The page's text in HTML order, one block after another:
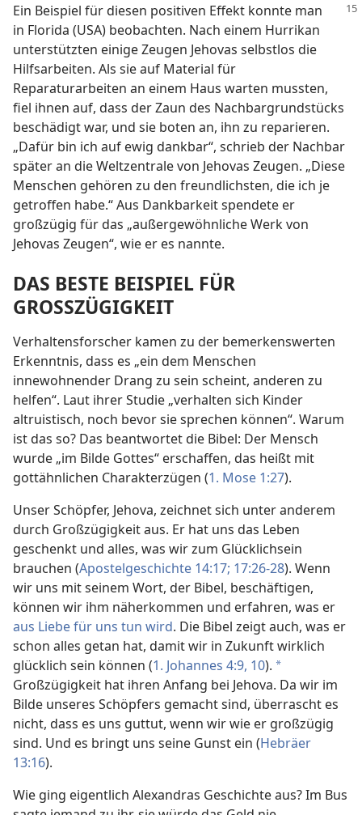
Ein Beispiel für diesen positiven Effekt konnte man
in Florida (USA) beobachten. Nach einem Hurrikan
unterstützten einige Zeugen Jehovas selbstlos die
Hilfsarbeiten. Als sie auf Material für
Reparaturarbeiten an einem Haus warten mussten,
fiel ihnen auf, dass der Zaun des Nachbargrundstücks
beschädigt war, und sie boten an, ihn zu reparieren.
„Dafür bin ich auf ewig dankbar“, schrieb der Nachbar
später an die Weltzentrale von Jehovas Zeugen. „Diese
Menschen gehören zu den freundlichsten, die ich je
getroffen habe.“ Aus Dankbarkeit spendete er
großzügig für das „außergewöhnliche Werk von
Jehovas Zeugen“, wie er es nannte.
DAS BESTE BEISPIEL FÜR
GROSSZÜGIGKEIT
Verhaltensforscher kamen zu der bemerkenswerten
Erkenntnis, dass es „ein dem Menschen
innewohnender Drang zu sein scheint, anderen zu
helfen“. Laut ihrer Studie „verhalten sich Kinder
altruistisch, noch bevor sie sprechen können“. Warum
ist das so? Das beantwortet die Bibel: Der Mensch
wurde „im Bilde Gottes“ erschaffen, das heißt mit
gottähnlichen Charakterzügen (1. Mose 1:27).
Unser Schöpfer, Jehova, zeichnet sich unter anderem
durch Großzügigkeit aus. Er hat uns das Leben
geschenkt und alles, was wir zum Glücklichsein
brauchen (Apostelgeschichte 14:17; 17:26-28). Wenn
wir uns mit seinem Wort, der Bibel, beschäftigen,
können wir ihm näherkommen und erfahren, was er
aus Liebe für uns tun wird. Die Bibel zeigt auch, was er
schon alles getan hat, damit wir in Zukunft wirklich
glücklich sein können (1. Johannes 4:9, 10). a
Großzügigkeit hat ihren Anfang bei Jehova. Da wir im
Bilde unseres Schöpfers gemacht sind, überrascht es
nicht, dass es uns guttut, wenn wir wie er großzügig
sind. Und es bringt uns seine Gunst ein (Hebräer
13:16).
Wie ging eigentlich Alexandras Geschichte aus? Im Bus